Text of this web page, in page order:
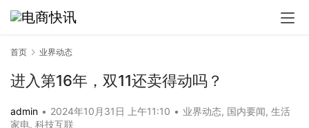
首页 业界动态
进入第16年，双11还卖得动吗？
admin • 2024年10月31日 上午11:10 • 业界动态, 国内要闻, 生活
家电, 科技互联